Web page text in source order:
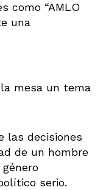
como “AMLO
una
mesa un tema
las decisiones
de un hombre
serio.